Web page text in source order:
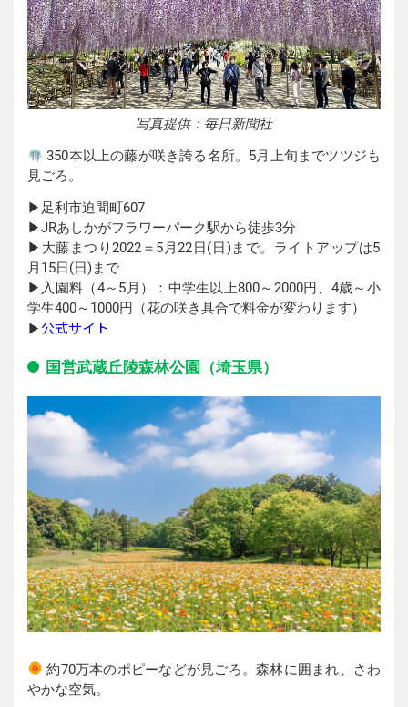
写真提供：毎日新聞社
350本以上の藤が咲き誇る名所。5月上旬までツツジも
見ごろ。
▶︎足利市迫間町607
▶︎JRあしかがフラワーパーク駅から徒歩3分
▶︎大藤まつり2022＝5月22日(日)まで。ライトアップは5
月15日(日)まで
▶︎入園料（4～5月）：中学生以上800～2000円、4歳～小
学生400～1000円（花の咲き具合で料金が変わります）
▶︎ 公式サイト
国営武蔵丘陵森林公園（埼玉県）
約70万本のポピーなどが見ごろ。森林に囲まれ、さわ
やかな空気。